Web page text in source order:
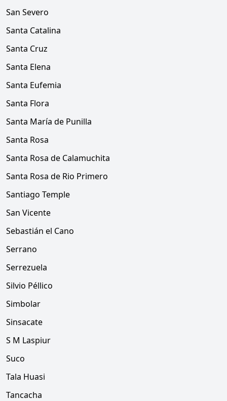
San Severo
Santa Catalina
Santa Cruz
Santa Elena
Santa Eufemia
Santa Flora
Santa María de Punilla
Santa Rosa
Santa Rosa de Calamuchita
Santa Rosa de Rio Primero
Santiago Temple
San Vicente
Sebastián el Cano
Serrano
Serrezuela
Silvio Péllico
Simbolar
Sinsacate
S M Laspiur
Suco
Tala Huasi
Tancacha